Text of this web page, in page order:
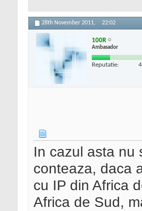
28th November 2011, 22:02
100R
Ambasador
Reputatie:
In cazul asta nu
conteaza, daca
cu IP din Africa
Africa de Sud,